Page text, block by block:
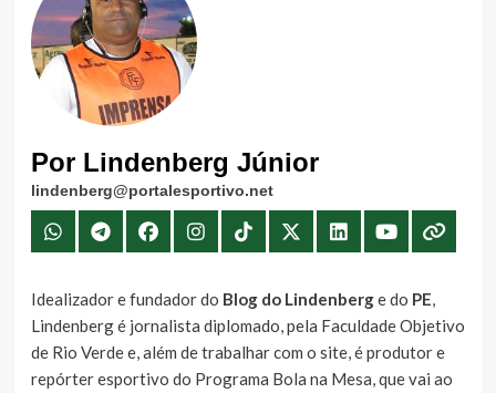
Por Lindenberg Júnior
lindenberg@portalesportivo.net
Idealizador e fundador do Blog do Lindenberge do PE
Lindenberg é jornalista diplomado, pela Faculdade Objetivo
de Rio Verde e, além de trabalhar com o site, é produtor e
repórter esportivo do Programa Bola na Mesa, que vai ao